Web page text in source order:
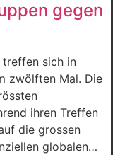
gegen
treffen sich in
zwölften Mal. Die
ihren Treffen
die grossen
globalen…